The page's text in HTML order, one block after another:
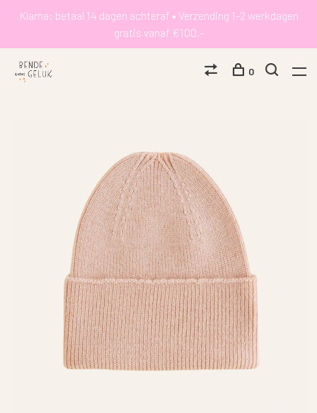
Klarna: betaal 14 dagen achteraf • Verzending 1-2 werkdagen
gratis vanaf €100,-
0